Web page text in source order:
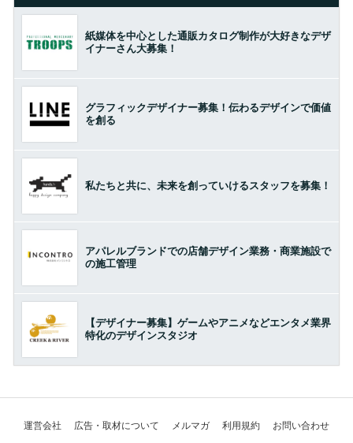
紙媒体を中心とした通販カタログ制作が大好きなデザ
イナーさん大募集！
グラフィックデザイナー募集！伝わるデザインで価値
を創る
私たちと共に、未来を創っていけるスタッフを募集！
アパレルブランドでの店舗デザイン業務・商業施設で
の施工管理
【デザイナー募集】ゲームやアニメなどエンタメ業界
特化のデザインスタジオ
運営会社 広告・取材について メルマガ 利用規約 お問い合わせ